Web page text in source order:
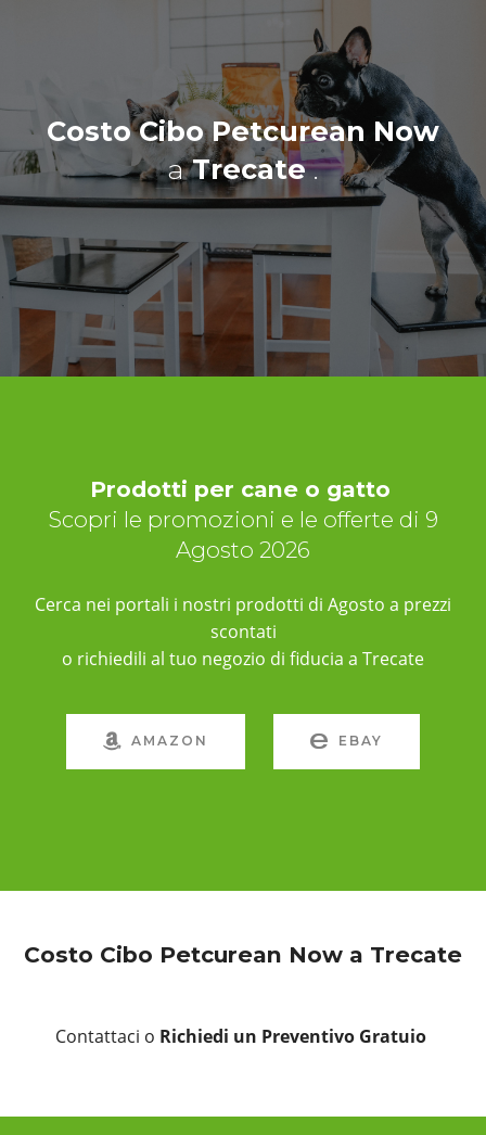
Costo Cibo Petcurean Now
aTrecate.
Prodotti per cane o gatto
Scopri le promozioni e le offerte di 9
Agosto 2026
Cerca nei portali i nostri prodotti di Agosto a prezzi
scontati
o richiedili al tuo negozio di fiducia a Trecate
AMAZON EBAY
Costo Cibo Petcurean Now a Trecate
Contattaci o Richiedi un Preventivo Gratuio